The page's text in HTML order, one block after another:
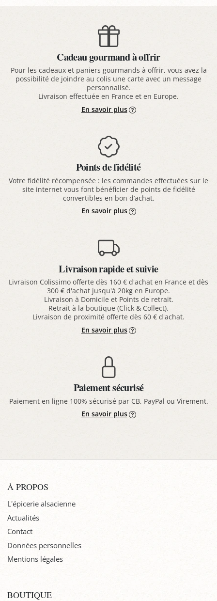
Cadeau gourmand à offrir
Pour les cadeaux et paniers gourmands à offrir, vous avez la
possibilité de joindre au colis une carte avec un message
personnalisé.
Livraison effectuée en France et en Europe.
En savoir plus
Points de fidélité
Votre fidélité récompensée : les commandes effectuées sur le
site internet vous font bénéficier de points de fidélité
convertibles en bon d’achat.
En savoir plus
Livraison rapide et suivie
Livraison Colissimo offerte dès 160 € d'achat en France et dès
300 € d'achat jusqu'à 20kg en Europe.
Livraison à Domicile et Points de retrait.
Retrait à la boutique (Click & Collect).
Livraison de proximité offerte dès 60 € d'achat.
En savoir plus
Paiement sécurisé
Paiement en ligne 100% sécurisé par CB, PayPal ou Virement.
En savoir plus
À PROPOS
L'épicerie alsacienne
Actualités
Contact
Données personnelles
Mentions légales
BOUTIQUE